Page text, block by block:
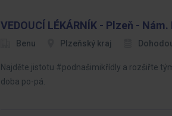
VEDOUCÍ LÉKÁRNÍK - Plzeň -
Benu Plzeňský kraj
Najděte jistotu #podnašimikřídly a rozšiřte
doba po-pá.